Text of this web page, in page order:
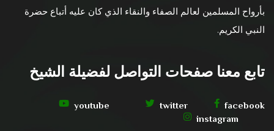
بأرواح المسلمين لعالم الصفاء والنقاء الذي كان عليه أتباع حضرة
النبي الكريم.
تابع معنا صفحات التواصل لفضيلة الشيخ
facebook
twitter
youtube
instagram